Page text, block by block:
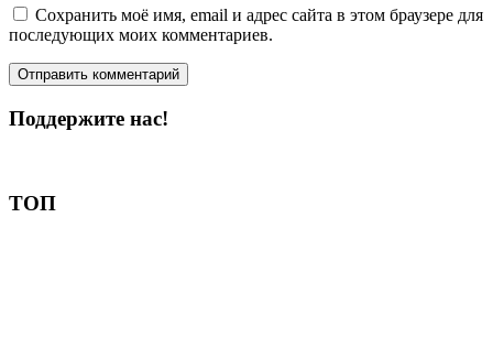
Сохранить моё имя, email и адрес сайта в этом браузере для
последующих моих комментариев.
Поддержите нас!
ТОП